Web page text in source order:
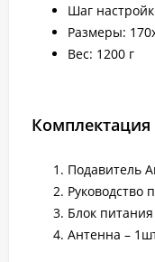
Шаг
Размеры:
Вес: 1200 г
Комплектация
Подавитель
Руководство
Блок
Антенна –